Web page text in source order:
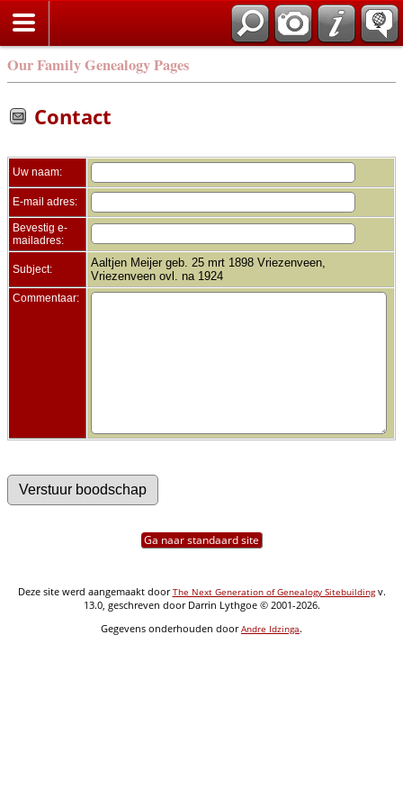
Our Family Genealogy Pages
Contact
Uw naam:
E-mail adres:
Bevestig e-
mailadres:
Subject:
Aaltjen Meijer geb. 25 mrt 1898 Vriezenveen,
Vriezenveen ovl. na 1924
Commentaar:
Ga naar standaard site
Deze site werd aangemaakt doorThe Next Generation of Genealogy Sitebuildingv.
13.0, geschreven door Darrin Lythgoe © 2001-2026.
Gegevens onderhouden doorAndre Idzinga.